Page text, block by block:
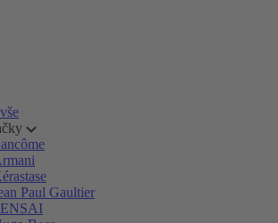
Paul Gaultier